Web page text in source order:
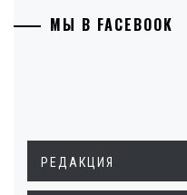
МЫ В FACEBOOK
РЕДАКЦИЯ